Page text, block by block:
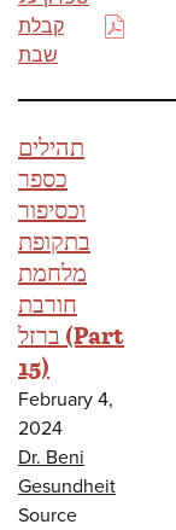
קבלת
שבת
(PDF)
תהילים
כספר
וכסיפור
בתקופת
מלחמת
חורבת
ברזל (Part
15)
February 4,
2024
Dr. Beni
Gesundheit
Source